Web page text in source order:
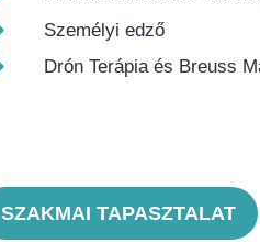
Személyi edző
Drón Terápia és Breuss
SZAKMAI TAPASZTALAT